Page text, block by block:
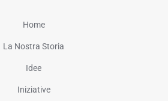
Home
La Nostra Storia
Idee
Iniziative